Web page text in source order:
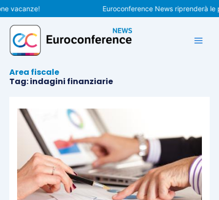
Vai
al
contenuto
Euroconference News riprenderà le
Area fiscale
Tag: indagini finanziarie